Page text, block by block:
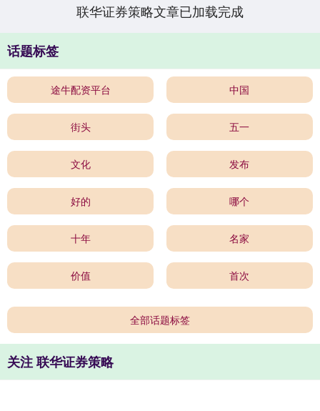
联华证券策略文章已加载完成
话题标签
途牛配资平台 中国
街头 五一
文化 发布
好的 哪个
十年 名家
价值 首次
全部话题标签
关注 联华证券策略